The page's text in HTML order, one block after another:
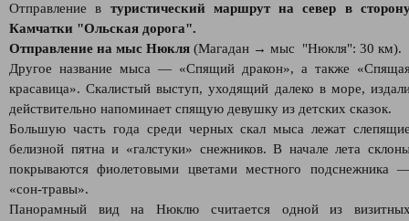
Отправление в туристический маршрут на север в
Камчатки "Ольская дорога".
Отправление на мыс Нюкля (Магадан → мыс "Нюкля": 30 км).
Другое название мыса — «Спящий дракон», а также
красавица». Скалистый выступ, уходящий далеко в море,
действительно напоминает спящую девушку из детских сказок.
Большую часть года среди черных скал мыса лежат
белизной пятна и «галстуки» снежников. В начале лета
покрываются фиолетовыми цветами местного подснежника
«сон-травы».
Панорамный вид на Нюклю считается одной из